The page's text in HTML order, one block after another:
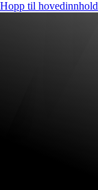
Hopp til hovedinnhold